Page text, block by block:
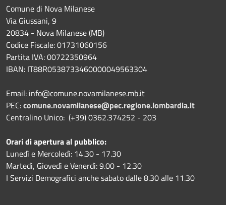
Comune di Nova Milanese
Via Giussani, 9
20834 - Nova Milanese (MB)
Codice Fiscale: 01731060156
Partita IVA: 00722350964
IBAN: IT88R0538733460000049563304
Email: info@comune.novamilanese.mb.it
PEC:comune.novamilanese@pec.regione.lombardia.it
Centralino Unico: (+39) 0362.374252 - 203
Orari di apertura al pubblico:
Lunedì e Mercoledì: 14.30 - 17.30
Martedì, Giovedì e Venerdì: 9.00 - 12.30
I Servizi Demografici anche sabato dalle 8.30 alle 11.30